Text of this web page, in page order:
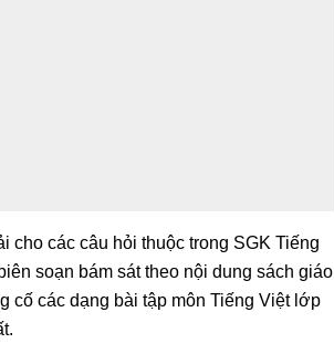
cho các câu hỏi thuộc trong SGK Tiếng
soạn bám sát theo nội dung sách giáo
cố các dạng bài tập môn Tiếng Việt lớp